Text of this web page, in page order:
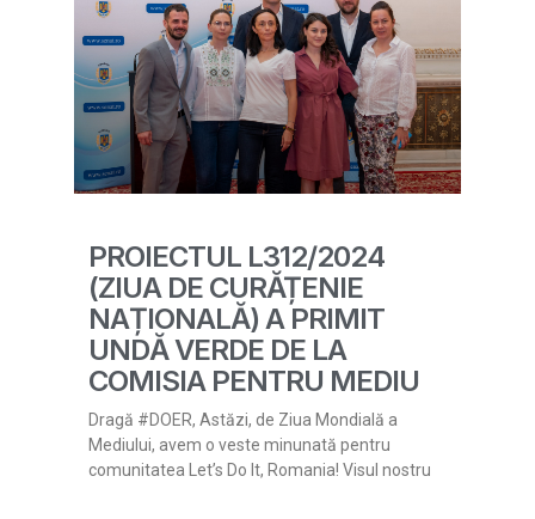
PROIECTUL L312/2024
(ZIUA DE CURĂȚENIE
NAȚIONALĂ) A PRIMIT
UNDĂ VERDE DE LA
COMISIA PENTRU MEDIU
Dragă #DOER, Astăzi, de Ziua Mondială a
Mediului, avem o veste minunată pentru
comunitatea Let’s Do It, Romania! Visul nostru